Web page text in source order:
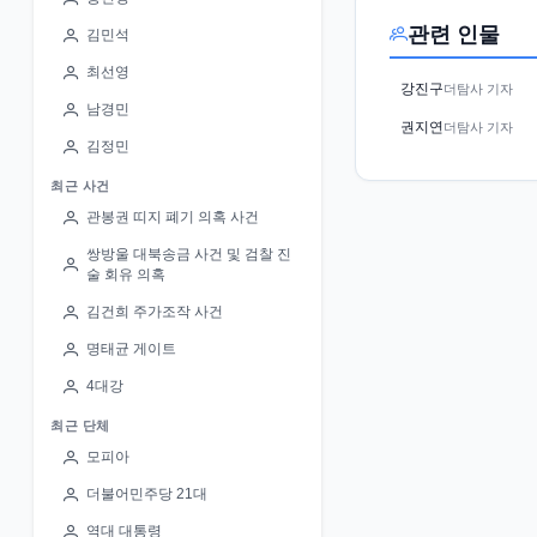
김민석
최선영
남경민
김정민
최근 사건
관봉권 띠지 폐기 의혹 사건
쌍방울 대북송금 사건 및 검찰 진
술 회유 의혹
김건희 주가조작 사건
명태균 게이트
4대강
최근 단체
모피아
더불어민주당 21대
역대 대통령
관련 인물
강진구더탐사 기자
권지연더탐사 기자